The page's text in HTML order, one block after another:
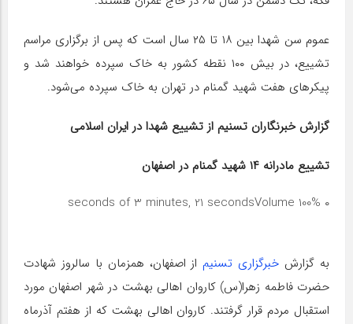
عموم سن شهدا بین ۱۸ تا ۲۵ سال است که پس از برگزاری مراسم
تشییع، در بیش ۱۰۰ نقطه کشور به خاک سپرده خواهند شد و
پیکرهای هفت شهید گمنام در تهران به خاک سپرده می‌شود.
گزارش خبرنگاران تسنیم از تشییع شهدا در ایران اسلامی
تشییع مادرانه ۱۴ شهید گمنام در اصفهان
۰ seconds of 3 minutes, 21 seconds Volume 100%
‌به گزارش خبرگزاری تسنیماز اصفهان، همزمان با سالروز شهادت
حضرت فاطمه زهرا(س) کاروان اهالی بهشت در شهر اصفهان مورد
استقبال مردم قرار گرفتند. کاروان اهالی بهشت که از هفتم آذرماه